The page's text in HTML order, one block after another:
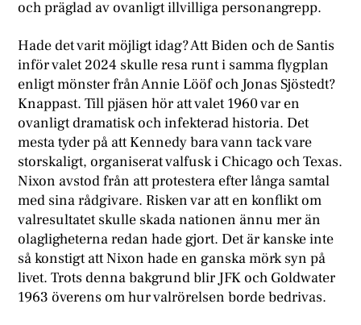
och präglad av ovanligt illvilliga personangrepp.
Hade det varit möjligt idag? Att Biden och de Santis
inför valet 2024 skulle resa runt i samma flygplan
enligt mönster från Annie Lööf och Jonas Sjöstedt?
Knappast. Till pjäsen hör att valet 1960 var en
ovanligt dramatisk och infekterad historia. Det
mesta tyder på att Kennedy bara vann tack vare
storskaligt, organiserat valfusk i Chicago och Texas.
Nixon avstod från att protestera efter långa samtal
med sina rådgivare. Risken var att en konflikt om
valresultatet skulle skada nationen ännu mer än
olagligheterna redan hade gjort. Det är kanske inte
så konstigt att Nixon hade en ganska mörk syn på
livet. Trots denna bakgrund blir JFK och Goldwater
1963 överens om hur valrörelsen borde bedrivas.